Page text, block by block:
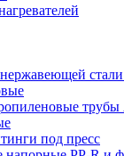
под пресс